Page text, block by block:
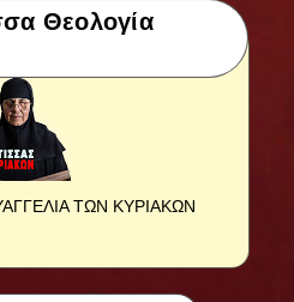
Θεολογία
ΤΩΝ ΚΥΡΙΑΚΩΝ